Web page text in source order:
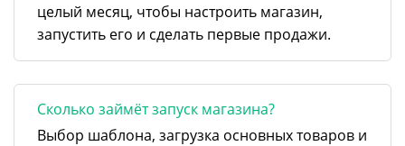
целый месяц, чтобы настроить магазин,
запустить его и сделать первые продажи.
Сколько займёт запуск магазина?
Выбор шаблона, загрузка основных товаров и